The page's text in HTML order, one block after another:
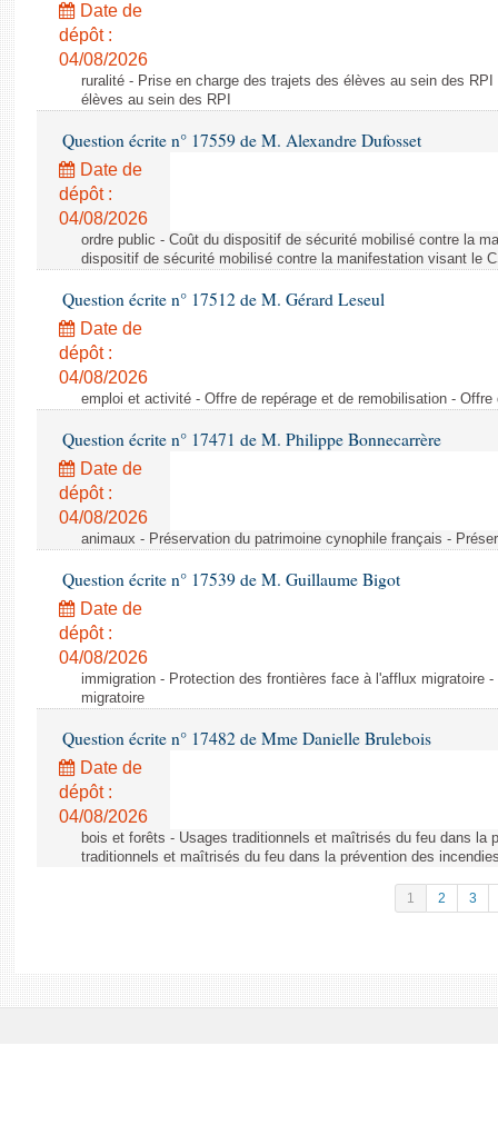
Date de
dépôt :
04/08/2026
ruralité - Prise en charge des trajets des élèves au sein des
élèves au sein des RPI
Question écrite n° 17559 de M. Alexandre Dufosset
Date de
dépôt :
04/08/2026
ordre public - Coût du dispositif de sécurité mobilisé contre la
dispositif de sécurité mobilisé contre la manifestation visant le
Question écrite n° 17512 de M. Gérard Leseul
Date de
dépôt :
04/08/2026
emploi et activité - Offre de repérage et de remobilisation -
Question écrite n° 17471 de M. Philippe Bonnecarrère
Date de
dépôt :
04/08/2026
animaux - Préservation du patrimoine cynophile français -
Question écrite n° 17539 de M. Guillaume Bigot
Date de
dépôt :
04/08/2026
immigration - Protection des frontières face à l'afflux migratoire
migratoire
Question écrite n° 17482 de Mme Danielle Brulebois
Date de
dépôt :
04/08/2026
bois et forêts - Usages traditionnels et maîtrisés du feu dans la
traditionnels et maîtrisés du feu dans la prévention des
1 2 3